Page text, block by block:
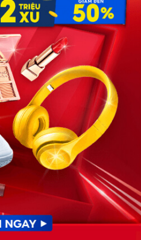
448 766
TÔI
cung cấp thông tin liên quan đến
vận hành nhằm giúp
người đi làm, người tìm việc
được mong muốn của mình.
Giấy phép hoạt động dịch vụ
việc làm số 54/2019/SLĐTBXH-
GP do Sở lao động thương
binh và xã hội cấp ngày 30
tháng 12 năm 2019.